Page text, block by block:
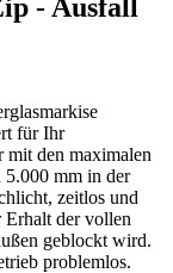
- Ausfall
für Ihr
mit den maximalen
5.000 mm in der
zeitlos und
Erhalt der vollen
geblockt wird.
problemlos.